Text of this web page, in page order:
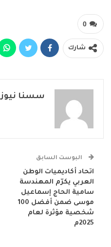
0
شارك
سسنا نيوز
البوست السابق
اتحاد أكاديميات الوطن
العربي يكرّم المهندسة
سامية الحاج إسماعيل
موسى ضمن أفضل 100
شخصية مؤثرة لعام
2025م